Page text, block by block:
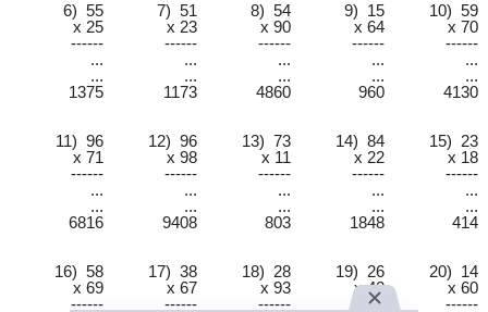
6) 55 7) 51 8) 54 9) 15
10) 59
x 25
x 23 x 90 x 64
x 70
------
------ ------ ------
------
...
... ... ...
...
...
... ... ...
...
1375
1173 4860 960 4130
11) 96 12) 96 13) 73 14) 84
15) 23
x 71
x 98 x 11 x 22
x 18
------
------ ------ ------
------
...
... ... ...
...
...
... ... ...
...
6816
9408 803 1848 414
16) 58 17) 38 18) 28 19) 26
20) 14
x 69
x 67 x 93 x 42
x 60
------
------ ------ ------
------